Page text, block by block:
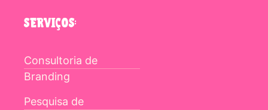
SERVIÇOS:
Consultoria de
Branding
Pesquisa de